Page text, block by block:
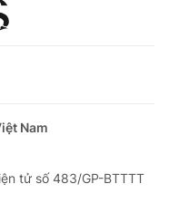
Nam
tử số 483/GP-BTTTT